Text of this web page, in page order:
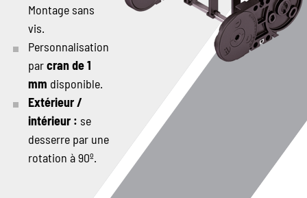
Montage sans
vis.
Personnalisation
parcran de 1
mm disponible.
Extérieur /
intérieur : se
desserre par une
rotation à 90º.